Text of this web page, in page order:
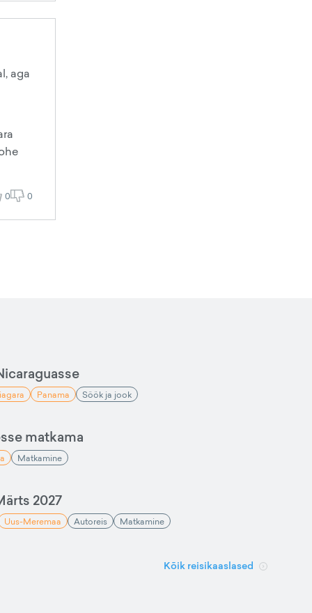
aga
0 0
Panama Söök ja jook
matkama
Matkamine
2027
Uus-Meremaa Autoreis Matkamine
Kõik reisikaaslased